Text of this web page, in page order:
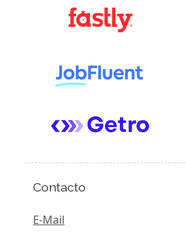
Contacto
E-Mail